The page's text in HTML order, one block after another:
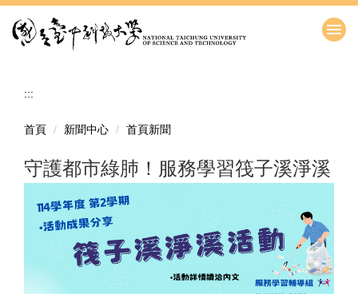
到
:::
首頁 新聞中心 首頁新聞
守護都市綠肺！服務學習筏子溪淨溪